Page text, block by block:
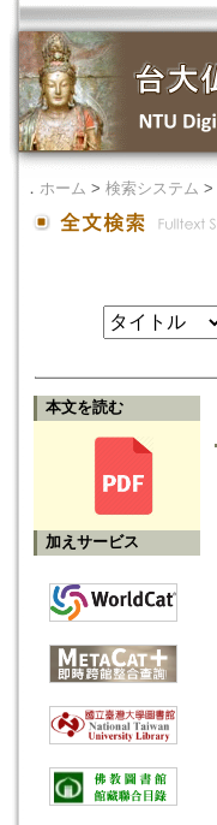
． ホーム > 検索システム >
本文を読む
加えサービス